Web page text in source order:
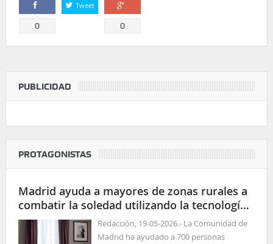
Comparte
0
Tweet
Comparte
0
PUBLICIDAD
PROTAGONISTAS
Madrid ayuda a mayores de zonas rurales a
combatir la soledad utilizando la tecnología
para las relaciones socialesRedacción, 19-05-2026.- La Comunidad de
Madrid ha ayudado a 700 personas